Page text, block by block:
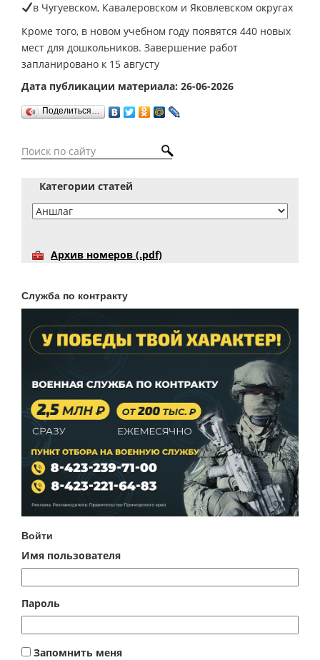
в Чугуевском, Кавалеровском и Яковлевском округах
Кроме того, в новом учебном году появятся 440 новых
мест для дошкольников. Завершение работ
запланировано к 15 августу
Дата публикации материала: 26-06-2026
Поделиться…
Категории статей
Архив номеров (.pdf)
Служба по контракту
Войти
Имя пользователя
Пароль
Запомнить меня